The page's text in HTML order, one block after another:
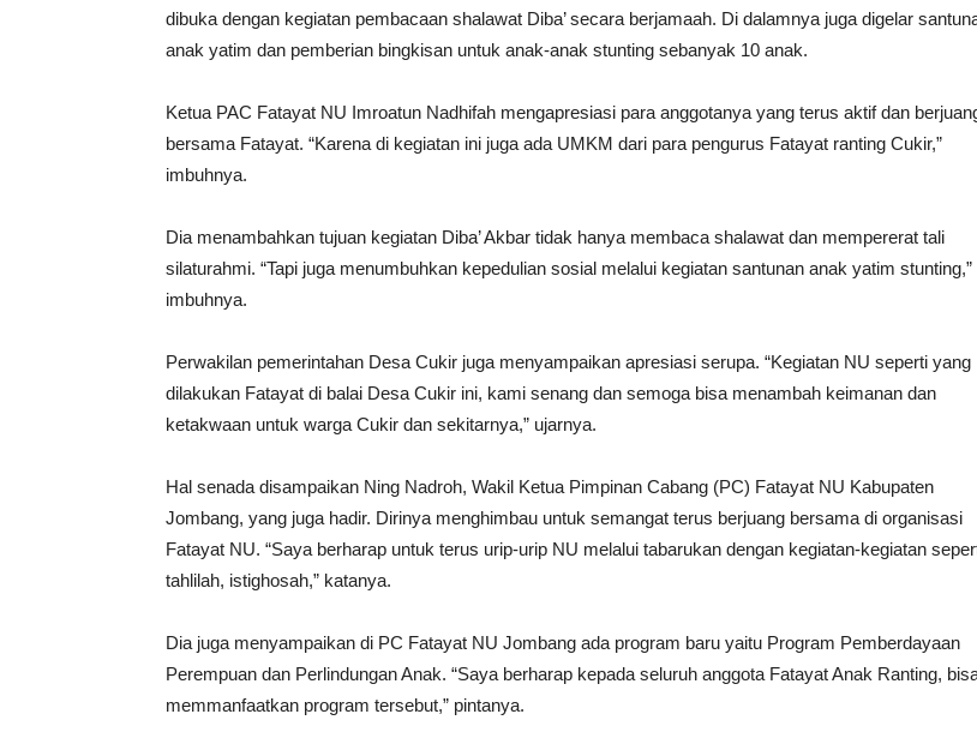
dibuka dengan kegiatan pembacaan shalawat Diba’ secara berjamaah. Di dalamnya juga digelar
anak yatim dan pemberian bingkisan untuk anak-anak stunting sebanyak 10 anak.
Ketua PAC Fatayat NU Imroatun Nadhifah mengapresiasi para anggotanya yang terus aktif dan
bersama Fatayat. “Karena di kegiatan ini juga ada UMKM dari para pengurus Fatayat ranting Cukir,”
imbuhnya.
Dia menambahkan tujuan kegiatan Diba’ Akbar tidak hanya membaca shalawat dan mempererat tali
silaturahmi. “Tapi juga menumbuhkan kepedulian sosial melalui kegiatan santunan anak yatim stunting,”
imbuhnya.
Perwakilan pemerintahan Desa Cukir juga menyampaikan apresiasi serupa. “Kegiatan NU seperti yang
dilakukan Fatayat di balai Desa Cukir ini, kami senang dan semoga bisa menambah keimanan dan
ketakwaan untuk warga Cukir dan sekitarnya,” ujarnya.
Hal senada disampaikan Ning Nadroh, Wakil Ketua Pimpinan Cabang (PC) Fatayat NU Kabupaten
Jombang, yang juga hadir. Dirinya menghimbau untuk semangat terus berjuang bersama di organisasi
Fatayat NU. “Saya berharap untuk terus urip-urip NU melalui tabarukan dengan kegiatan-kegiatan
tahlilah, istighosah,” katanya.
Dia juga menyampaikan di PC Fatayat NU Jombang ada program baru yaitu Program Pemberdayaan
Perempuan dan Perlindungan Anak. “Saya berharap kepada seluruh anggota Fatayat Anak Ranting,
memmanfaatkan program tersebut,” pintanya.